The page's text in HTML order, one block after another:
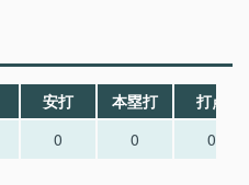
安打 本塁打
打点
0 0 0